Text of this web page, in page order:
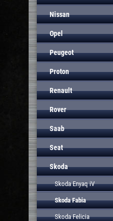
Nissan
Opel
Peugeot
Proton
Renault
Rover
Saab
Seat
Skoda
Skoda Enyaq iV
Skoda Fabia
Skoda Felicia